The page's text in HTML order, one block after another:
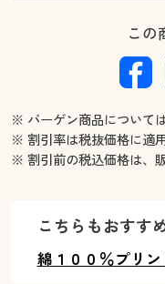
この
※ バーゲン商品について
※ 割引率は税抜価格に適
※ 割引前の税込価格は、
こちらもおすす
綿１００％プリン